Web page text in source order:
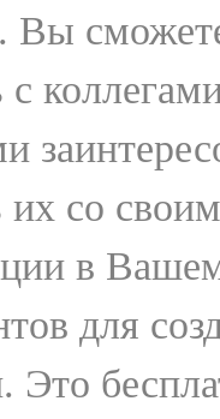
Вы
их со
в
для
Это